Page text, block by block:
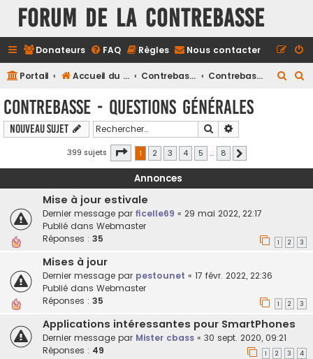
FORUM DE LA CONTREBASSE
Donateurs FAQ Règles Nous contacter
Portail Accueil du forum Contrebasse Contrebasse - Questions générales
r
r
r
r
Contrebasse - Questions générales
Nouveau sujet Rechercher
399 sujets Page 1sur8
1 2 3 4 5 … 8
Annonces
Mise à jour estivale
Dernier message par ficelle69 « 29 mai 2022, 22:17
Publié dans Webmaster
Réponses : 35 1 2 3
Mises à jour
Dernier message par pestounet « 17 févr. 2022, 22:36
Publié dans Webmaster
Réponses : 35 1 2 3
Applications intéressantes pour SmartPhones
Dernier message par Mister cbass « 30 sept. 2020, 09:21
Réponses : 49 1 2 3 4